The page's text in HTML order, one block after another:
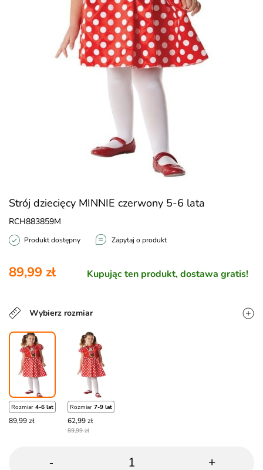
Strój dziecięcy MINNIE czerwony 5-6 lata
RCH883859M
Produkt dostępny Zapytaj o produkt
Kupując ten produkt, dostawa gratis!
89,99 zł
Wybierz rozmiar
Rozmiar 4-6 lat
89,99 zł
Rozmiar 7-9 lat
62,99 zł
89,99 zł
- +